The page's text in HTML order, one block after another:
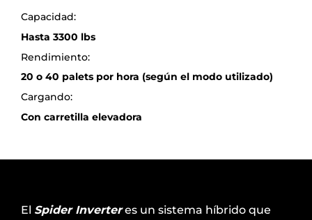
Capacidad:
Hasta 3300 lbs
Rendimiento:
20 o 40 palets por hora (según el modo utilizado)
Cargando:
Con carretilla elevadora
El Spider Inverteres un sistema híbrido que